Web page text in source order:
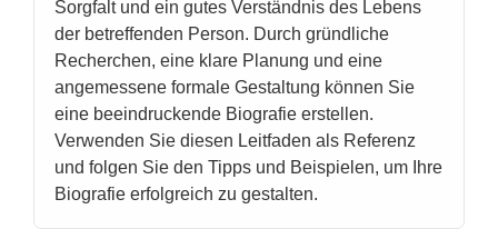
Sorgfalt und ein gutes Verständnis des Lebens
der betreffenden Person. Durch gründliche
Recherchen, eine klare Planung und eine
angemessene formale Gestaltung können Sie
eine beeindruckende Biografie erstellen.
Verwenden Sie diesen Leitfaden als Referenz
und folgen Sie den Tipps und Beispielen, um Ihre
Biografie erfolgreich zu gestalten.